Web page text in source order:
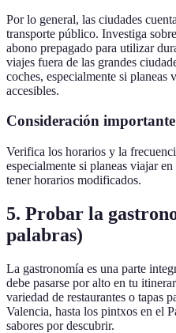
Por lo general, las ciudades
transporte público. Investiga
abono prepagado para utilizar
viajes fuera de las grandes
coches, especialmente si planeas
accesibles.
Consideración
Verifica los horarios y la
especialmente si planeas viajar
tener horarios modificados.
5. Probar la
palabras)
La gastronomía es una parte
debe pasarse por alto en tu
variedad de restaurantes o tapas
Valencia, hasta los pintxos en el
sabores por descubrir.